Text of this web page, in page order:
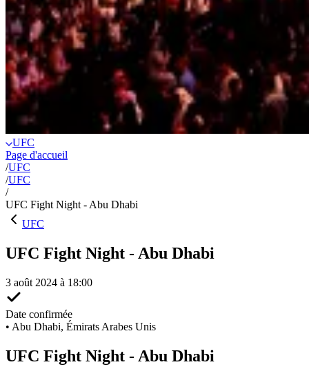
UFC
Page d'accueil
/UFC
/UFC
/
UFC Fight Night - Abu Dhabi
UFC
UFC Fight Night - Abu Dhabi
3 août 2024 à 18:00
Date confirmée
• Abu Dhabi, Émirats Arabes Unis
UFC Fight Night - Abu Dhabi